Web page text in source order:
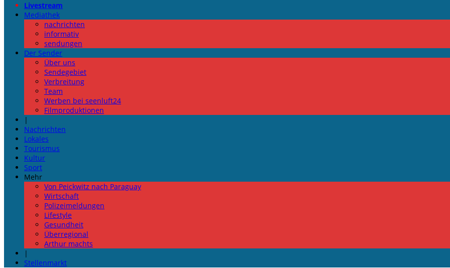
Livestream
Mediathek
nachrichten
informativ
sendungen
Der Sender
Über uns
Sendegebiet
Verbreitung
Team
Werben bei seenluft24
Filmproduktionen
|
Nachrichten
Lokales
Tourismus
Kultur
Sport
Mehr
Von Peickwitz nach Paraguay
Wirtschaft
Polizeimeldungen
Lifestyle
Gesundheit
Überregional
Arthur machts
|
Stellenmarkt